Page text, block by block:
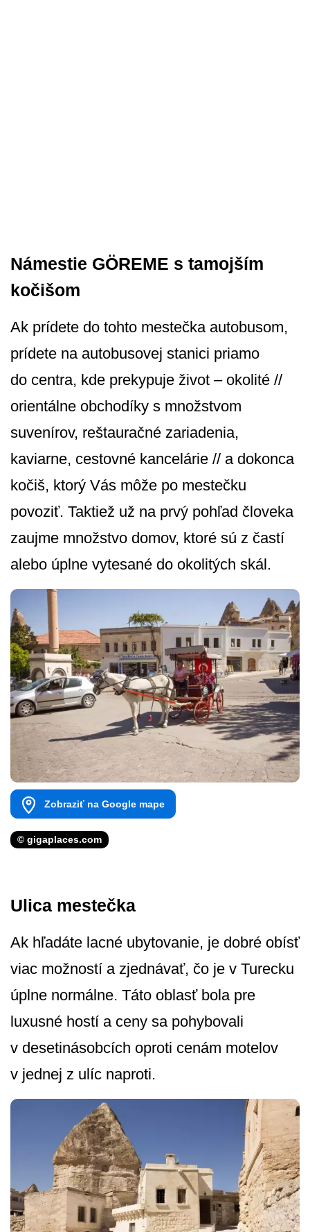
Námestie GÖREME s tamojším
kočišom
Ak prídete do tohto mestečka autobusom,
prídete na autobusovej stanici priamo
do centra, kde prekypuje život – okolité //
orientálne obchodíky s množstvom
suvenírov, reštauračné zariadenia,
kaviarne, cestovné kancelárie // a dokonca
kočiš, ktorý Vás môže po mestečku
povoziť. Taktiež už na prvý pohľad človeka
zaujme množstvo domov, ktoré sú z častí
alebo úplne vytesané do okolitých skál.
Zobraziť na Google mape
© gigaplaces.com
Ulica mestečka
Ak hľadáte lacné ubytovanie, je dobré obísť
viac možností a zjednávať, čo je v Turecku
úplne normálne. Táto oblasť bola pre
luxusné hostí a ceny sa pohybovali
v desetinásobcích oproti cenám motelov
v jednej z ulíc naproti.